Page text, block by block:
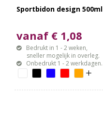
Sportbidon design 500ml
vanaf € 1,08
Bedrukt in 1 - 2 weken,
sneller mogelijk in overleg.
Onbedrukt 1 - 2 werkdagen.